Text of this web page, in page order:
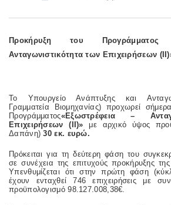
Προκήρυξη του Προγράμματος
Ανταγωνιστικότητα των Επιχειρήσεων
Το Υπουργείο Ανάπτυξης και
Γραμματεία Βιομηχανίας) προχωρεί
Προγράμματος«Εξωστρέφεια –
Επιχειρήσεων (ΙΙ)» με αρχικό ύψος
Δαπάνη)30 εκ. ευρώ.
Πρόκειται για τη δεύτερη φάση του
σε συνέχεια της επιτυχούς προκήρυξης
Υπενθυμίζεται ότι στην πρώτη φάση
έχουν ενταχθεί 746 επιχειρήσεις με
προϋπολογισμό 98.127.008,38€.